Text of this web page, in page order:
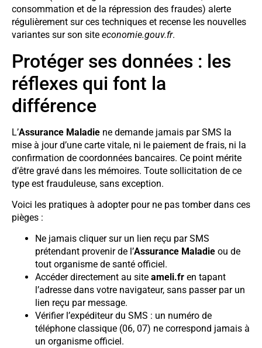
consommation et de la répression des fraudes) alerte
régulièrement sur ces techniques et recense les nouvelles
variantes sur son site economie.gouv.fr.
Protéger ses données : les
réflexes qui font la
différence
L’Assurance Maladie ne demande jamais par SMS la
mise à jour d’une carte vitale, ni le paiement de frais, ni la
confirmation de coordonnées bancaires. Ce point mérite
d’être gravé dans les mémoires. Toute sollicitation de ce
type est frauduleuse, sans exception.
Voici les pratiques à adopter pour ne pas tomber dans ces
pièges :
Ne jamais cliquer sur un lien reçu par SMS
prétendant provenir de l’Assurance Maladie ou de
tout organisme de santé officiel.
Accéder directement au site ameli.fr en tapant
l’adresse dans votre navigateur, sans passer par un
lien reçu par message.
Vérifier l’expéditeur du SMS : un numéro de
téléphone classique (06, 07) ne correspond jamais à
un organisme officiel.